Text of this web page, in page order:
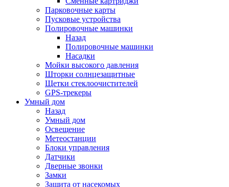
Парковочные карты
Пусковые устройства
Полировочные машинки
Назад
Полировочные машинки
Насадки
Мойки высокого давления
Шторки солнцезащитные
Щетки стеклоочистителей
GPS-трекеры
Умный дом
Назад
Умный дом
Освещение
Метеостанции
Блоки управления
Датчики
Дверные звонки
Замки
Защита от насекомых